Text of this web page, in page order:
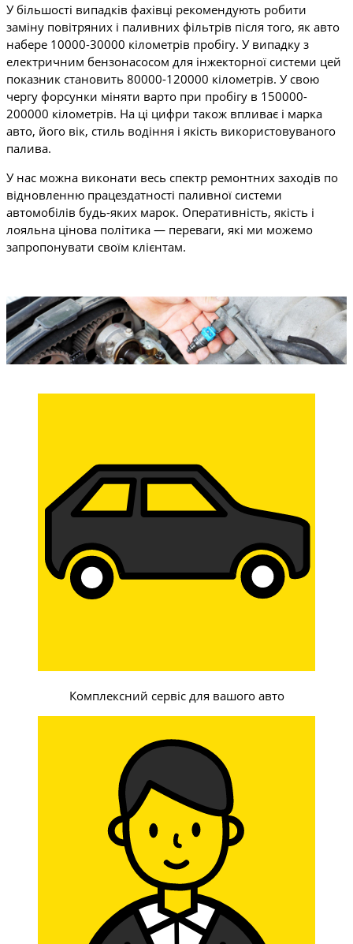
У більшості випадків фахівці рекомендують робити
заміну повітряних і паливних фільтрів після того, як авто
набере 10000-30000 кілометрів пробігу. У випадку з
електричним бензонасосом для інжекторної системи цей
показник становить 80000-120000 кілометрів. У свою
чергу форсунки міняти варто при пробігу в 150000-
200000 кілометрів. На ці цифри також впливає і марка
авто, його вік, стиль водіння і якість використовуваного
палива.
У нас можна виконати весь спектр ремонтних заходів по
відновленню працездатності паливної системи
автомобілів будь-яких марок. Оперативність, якість і
лояльна цінова політика — переваги, які ми можемо
запропонувати своїм клієнтам.
Комплексний сервіс для вашого авто